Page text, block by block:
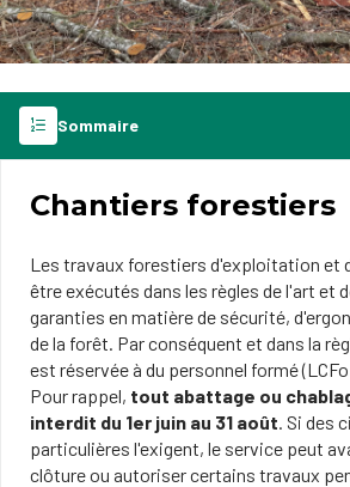
Sommaire
Chantiers forestiers
Les travaux forestiers d'exploitation et
être exécutés dans les règles de l'art et
garanties en matière de sécurité,
de la forêt. Par conséquent et dans la
est réservée à du personnel formé
Pour rappel, tout abattage ou
interdit du 1er juin au 31 août. Si des
particulières l'exigent, le service peut
clôture ou autoriser certains travaux